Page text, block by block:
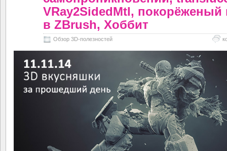
VRay2SidedMtl, покорёженый
в ZBrush, Хоббит
Обзор 3D-полезностей